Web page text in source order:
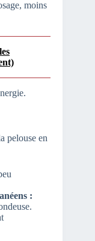
moins
pelouse en
: